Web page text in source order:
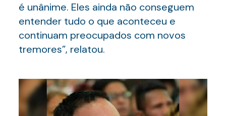
é unânime. Eles ainda não conseguem
entender tudo o que aconteceu e
continuam preocupados com novos
tremores”, relatou.